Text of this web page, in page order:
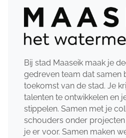
Bij stad Maaseik maak je
gedreven team dat samen
toekomst van de stad. Je
talenten te ontwikkelen en
stippelen. Samen met je
schouders onder
je er voor. Samen maken